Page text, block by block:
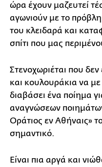
ώρα έχουν μαζευτεί
αγωνιούν με το
του κλειδαρά και
σπίτι που μας
Στενοχωριέται που δεν
και κουλουράκια να
διαβάσει ένα ποίημα
αναγνώσεων
Οράτιος εν Αθήναις»
σημαντικό.
Είναι πια αργά και